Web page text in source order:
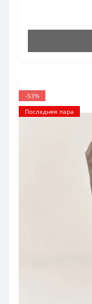
-53%
Последняя пара